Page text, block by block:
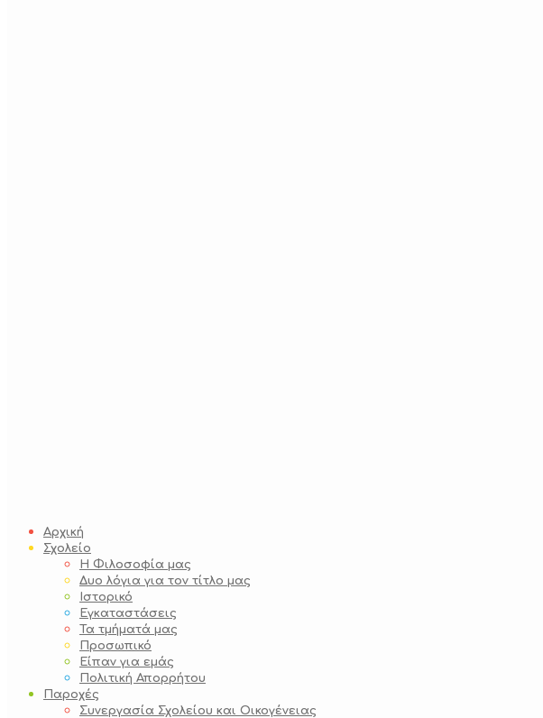
Αρχική
Σχολείο
Η Φιλοσοφία μας
Δυο λόγια για τον τίτλο μας
Ιστορικό
Εγκαταστάσεις
Τα τμήματά μας
Προσωπικό
Είπαν για εμάς
Πολιτική Απορρήτου
Παροχές
Συνεργασία Σχολείου και Οικογένειας